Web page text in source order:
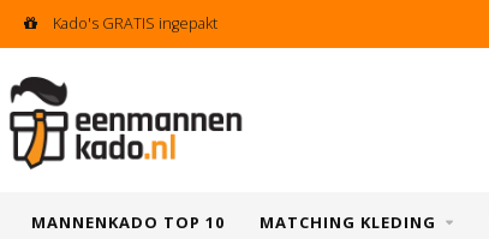
Kado's GRATIS ingepakt
MANNENKADO TOP 10 MATCHING KLEDING